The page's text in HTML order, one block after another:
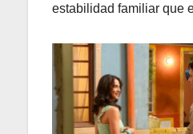
estabilidad familiar que